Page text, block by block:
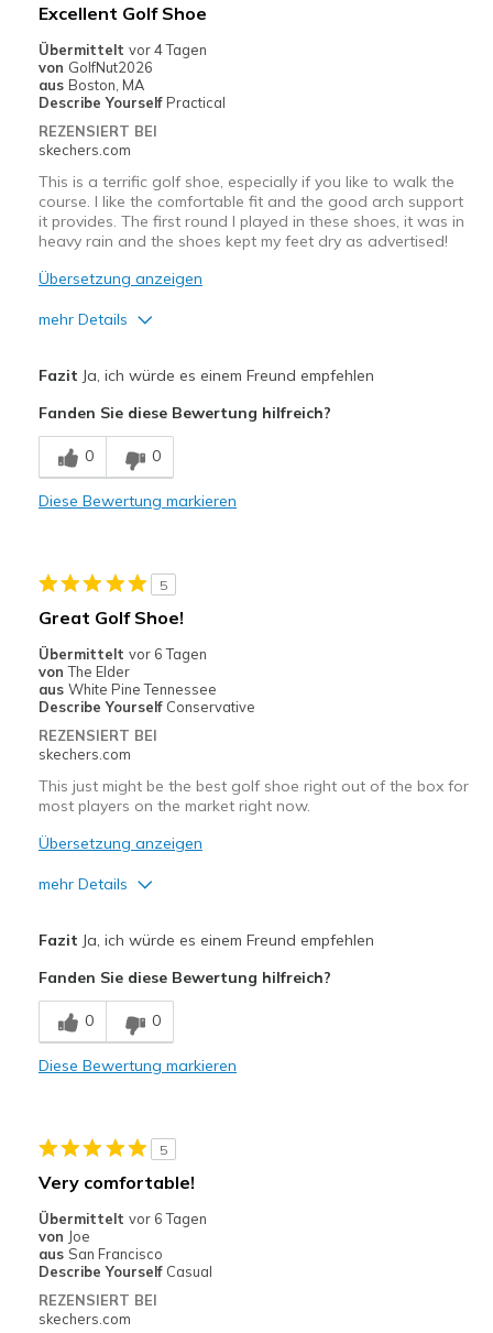
Excellent Golf Shoe
Übermittelt vor 4 Tagen
von GolfNut2026
aus Boston, MA
Describe Yourself Practical
REZENSIERT BEI
skechers.com
This is a terrific golf shoe, especially if you like to walk the
course. I like the comfortable fit and the good arch support
it provides. The first round I played in these shoes, it was in
heavy rain and the shoes kept my feet dry as advertised!
Übersetzung anzeigen
mehr Details
Comfortable
Stylish
Width
Feels true to width
Sizing
Feels true to size
View On Shoes
Fazit Ja, ich würde es einem Freund empfehlen
Fanden Sie diese Bewertung hilfreich?
0 0
Diese Bewertung markieren
5
Great Golf Shoe!
Übermittelt vor 6 Tagen
von The Elder
aus White Pine Tennessee
Describe Yourself Conservative
REZENSIERT BEI
skechers.com
This just might be the best golf shoe right out of the box for
most players on the market right now.
Übersetzung anzeigen
mehr Details
Breathe Well
Comfortable
Super Light and Comfy
Geeignete Verwendung
Fazit Ja, ich würde es einem Freund empfehlen
Fanden Sie diese Bewertung hilfreich?
0 0
Diese Bewertung markieren
5
Very comfortable!
Übermittelt vor 6 Tagen
von Joe
aus San Francisco
Describe Yourself Casual
REZENSIERT BEI
skechers.com